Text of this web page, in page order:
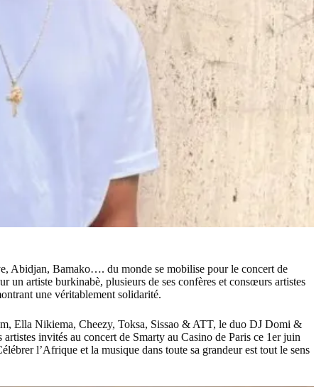
Abidjan, Bamako…. du monde se mobilise pour le concert de
un artiste burkinabè, plusieurs de ses confères et consœurs artistes
une véritablement solidarité.
Ella Nikiema, Cheezy, Toksa, Sissao & ATT, le duo DJ Domi &
invités au concert de Smarty au Casino de Paris ce 1er juin
l’Afrique et la musique dans toute sa grandeur est tout le sens